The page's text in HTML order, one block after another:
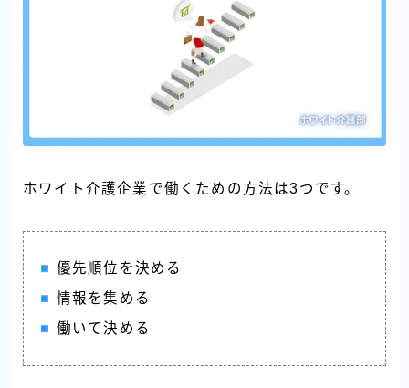
ホワイト介護企業で働くための方法は3つです。
優先順位を決める
情報を集める
働いて決める